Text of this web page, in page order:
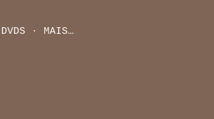
MAIS…